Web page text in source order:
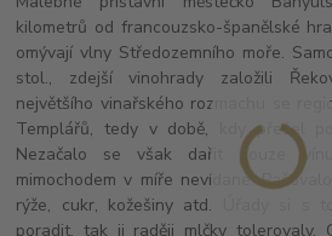
kilometrů od francouzsko-španělské
omývají vlny Středozemního moře.
stol., zdejší vinohrady založili
největšího vinařského rozmachu se
Templářů, tedy v době, kdy přešel
Nezačalo se však dařit pouze
mimochodem v míře nevídané.
rýže, cukr, kožešiny atd. Úřady si s
poradit, tak ji raději mlčky tolerovaly.